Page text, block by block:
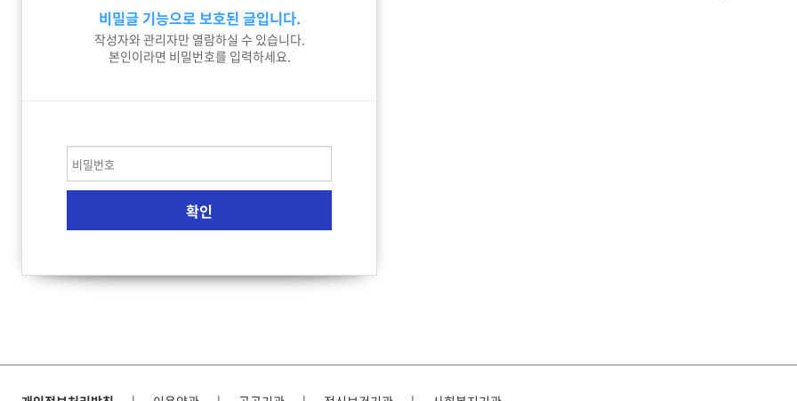
비밀글 기능으로 보호된 글입니다.
작성자와 관리자만 열람하실 수 있습니다.
본인이라면 비밀번호를 입력하세요.